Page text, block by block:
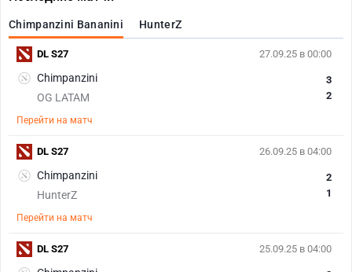
Chimpanzini Bananini HunterZ
27.09.25 в 00:00
Chimpanzini
OG LATAM
3
2
Перейти на матч
DL S27
26.09.25 в 04:00
Chimpanzini
HunterZ
2
1
Перейти на матч
DL S27
25.09.25 в 04:00
DL S27